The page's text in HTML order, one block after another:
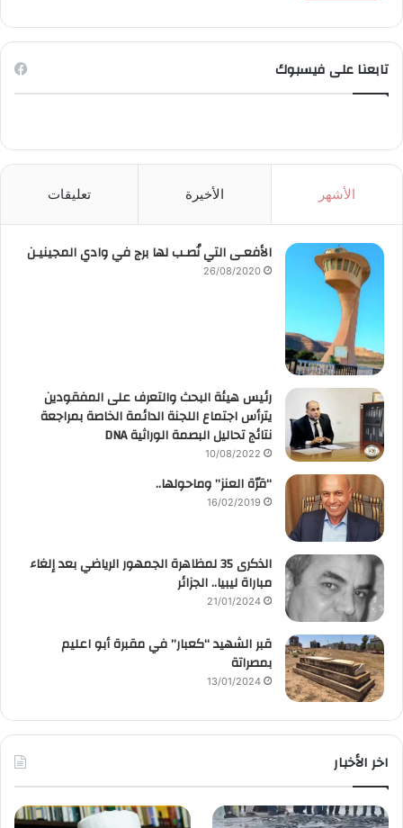
تابعنا على فيسبوك
الأشهر الأخيرة تعليقات
الأفعـى التي نُصـب لها برج في وادي المجينيـن
26/08/2020
رئيس هيئة البحث والتعرف على المفقودين
يترأس اجتماع اللجنة الدائمة الخاصة بمراجعة
نتائج تحاليل البصمة الوراثية DNA
10/08/2022
“قرّة العنز” وماحولها..
16/02/2019
الذكرى 35 لمظاهرة الجمهور الرياضي بعد إلغاء
مباراة ليبيا.. الجزائر
21/01/2024
قبر الشهيد “كعبار” في مقبرة أبو اعليم
بمصراتة
13/01/2024
اخر الأخبار